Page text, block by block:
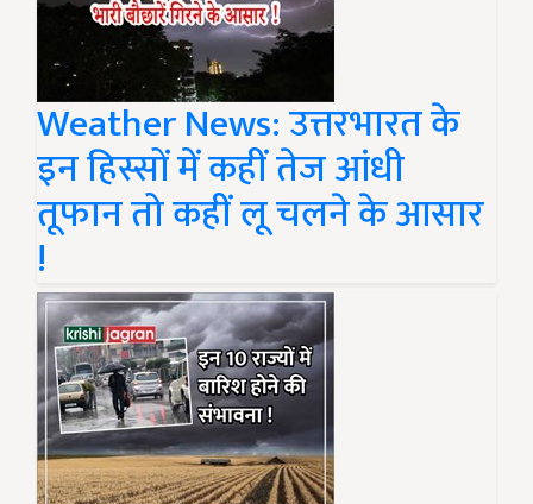
Weather News: उत्तरभारत के
इन हिस्सों में कहीं तेज आंधी
तूफान तो कहीं लू चलने के आसार
!